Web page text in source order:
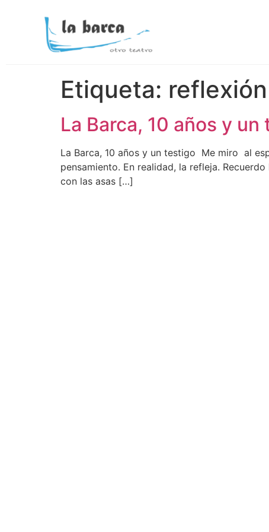
Etiqueta: reflexión
La Barca, 10 años y
La Barca, 10 años y un testigo Me miro al
pensamiento. En realidad, la refleja.
con las asas […]